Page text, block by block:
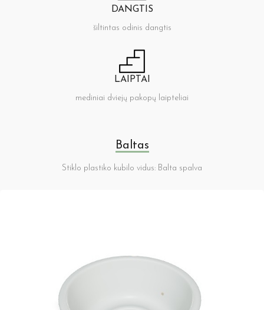
DANGTIS
šiltintas odinis dangtis
LAIPTAI
mediniai dviejų pakopų laipteliai
Baltas
Stiklo plastiko kubilo vidus: Balta spalva